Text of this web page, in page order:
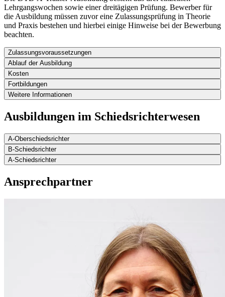
Lehrgangswochen sowie einer dreitägigen Prüfung. Bewerber für
die Ausbildung müssen zuvor eine Zulassungsprüfung in Theorie
und Praxis bestehen und hierbei einige Hinweise bei der Bewerbung
beachten.
Zulassungsvoraussetzungen
Ablauf der Ausbildung
Kosten
Fortbildungen
Weitere Informationen
Ausbildungen im Schiedsrichterwesen
A-Oberschiedsrichter
B-Schiedsrichter
A-Schiedsrichter
Ansprechpartner